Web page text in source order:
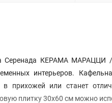
Серенада КЕРАМА МАРАЦЦИ /
интерьеров.
в прихожей или станет
плитку 30х60 см можно